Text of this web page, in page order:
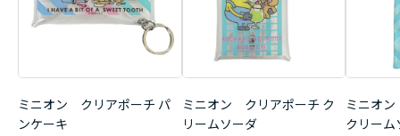
ミニオン クリアポーチ パ
ンケーキ
ミニオン クリアポーチ ク
リームソーダ
ミニオ
クリーム